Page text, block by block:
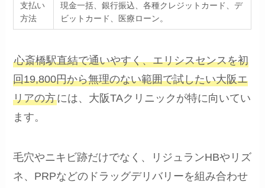
支払い
方法
現金一括、銀行振込、各種クレジットカード、デ
ビットカード、医療ローン。
心斎橋駅直結で通いやすく、エリシスセンスを初
回19,800円から無理のない範囲で試したい大阪エ
リアの方には、大阪TAクリニックが特に向いてい
ます。
毛穴やニキビ跡だけでなく、リジュランHBやリズ
ネ、PRPなどのドラッグデリバリーを組み合わせ